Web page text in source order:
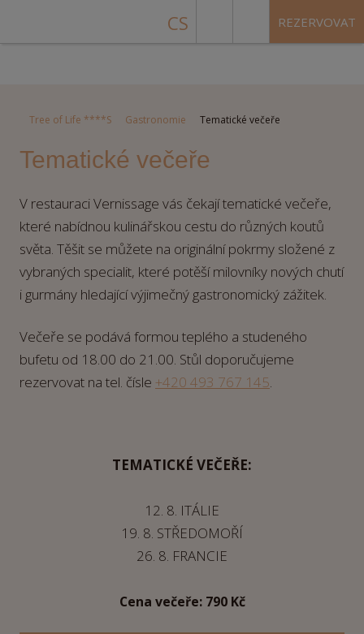
CS REZERVOVAT
Tree of Life ****S Gastronomie Tematické večeře
Tematické večeře
V restauraci Vernissage vás čekají tematické večeře,
které nabídnou kulinářskou cestu do různých koutů
světa. Těšit se můžete na originální pokrmy složené z
vybraných specialit, které potěší milovníky nových chutí
i gurmány hledající výjimečný gastronomický zážitek.
Večeře se podává formou teplého a studeného
bufetu od 18.00 do 21.00. Stůl doporučujeme
rezervovat na tel. čísle +420 493 767 145.
TEMATICKÉ VEČEŘE:
12. 8. ITÁLIE
19. 8. STŘEDOMOŘÍ
26. 8. FRANCIE
Cena večeře: 790 Kč